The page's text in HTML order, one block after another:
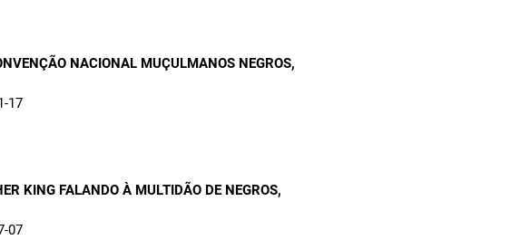
NACIONAL MUÇULMANOS NEGROS,
17
KING FALANDO À MULTIDÃO DE NEGROS,
07